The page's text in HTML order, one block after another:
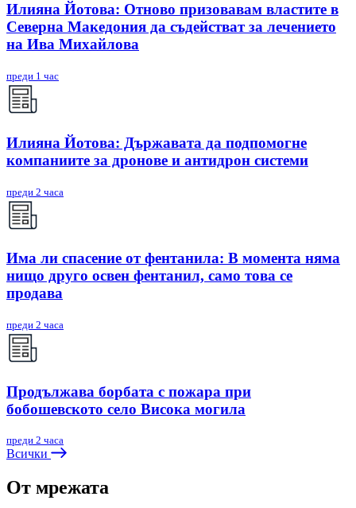
Илияна Йотова: Отново призовавам властите в
Северна Македония да съдействат за лечението
на Ива Михайлова
преди 1 час
Илияна Йотова: Държавата да подпомогне
компаниите за дронове и антидрон системи
преди 2 часа
Има ли спасение от фентанила: В момента няма
нищо друго освен фентанил, само това се
продава
преди 2 часа
Продължава борбата с пожара при
бобошевското село Висока могила
преди 2 часа
Всички
От мрежата